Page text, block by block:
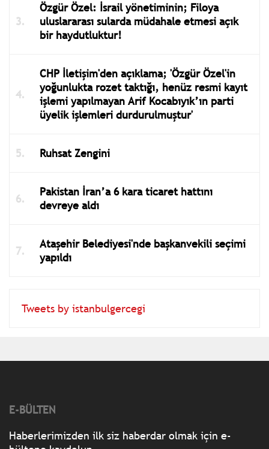
Özgür Özel: İsrail yönetiminin; Filoya
uluslararası sularda müdahale etmesi açık
bir haydutluktur!
CHP İletişim'den açıklama; 'Özgür Özel'in
yoğunlukta rozet taktığı, henüz resmi kayıt
işlemi yapılmayan Arif Kocabıyık’ın parti
üyelik işlemleri durdurulmuştur'
Ruhsat Zengini
Pakistan İran’a 6 kara ticaret hattını
devreye aldı
Ataşehir Belediyesi'nde başkanvekili seçimi
yapıldı
Tweets by istanbulgercegi
E-BÜLTEN
Haberlerimizden ilk siz haberdar olmak için e-